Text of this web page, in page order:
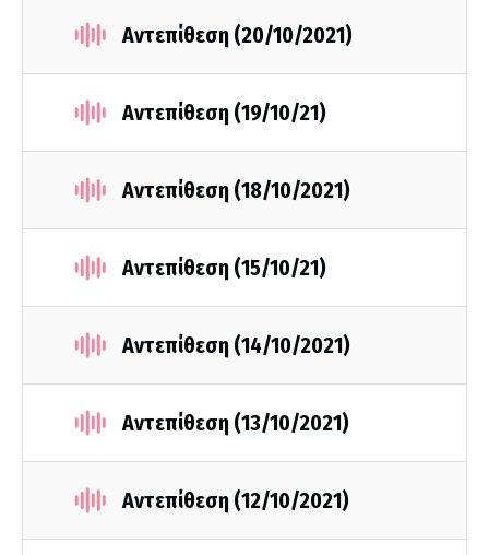
Αντεπίθεση (20/10/2021)
Αντεπίθεση (19/10/21)
Αντεπίθεση (18/10/2021)
Αντεπίθεση (15/10/21)
Αντεπίθεση (14/10/2021)
Αντεπίθεση (13/10/2021)
Αντεπίθεση (12/10/2021)